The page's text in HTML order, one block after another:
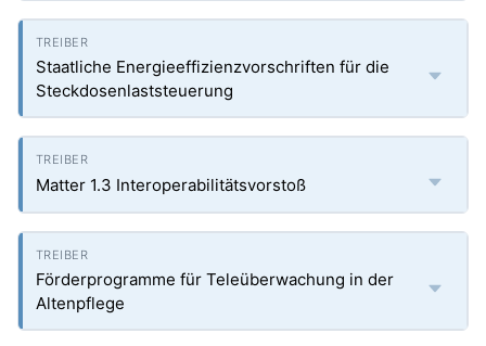
Staatliche Energieeffizienzvorschriften für die
Steckdosenlaststeuerung
Matter 1.3 Interoperabilitätsvorstoß
Förderprogramme für Teleüberwachung in der
Altenpflege